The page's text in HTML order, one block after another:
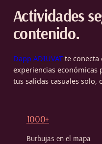
Actividades
contenido.
Dapp ADIUVATte conecta
experiencias económicas
tus salidas casuales
1000+
Burbujas en el mapa